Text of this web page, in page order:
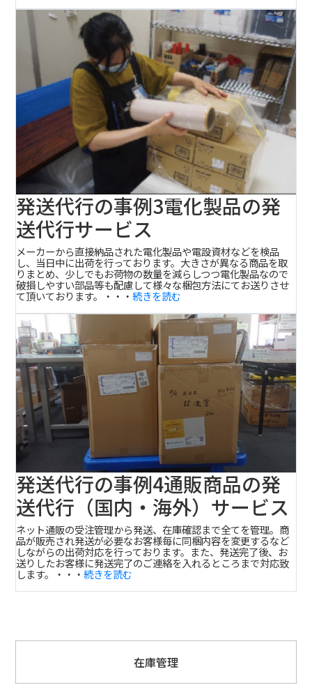
発送代行の事例3電化製品の発
送代行サービス
メーカーから直接納品された電化製品や電設資材などを検品
し、当日中に出荷を行っております。大きさが異なる商品を取
りまとめ、少しでもお荷物の数量を減らしつつ電化製品なので
破損しやすい部品等も配慮して様々な梱包方法にてお送りさせ
て頂いております。・・・続きを読む
発送代行の事例4通販商品の発
送代行（国内・海外）サービス
ネット通販の受注管理から発送、在庫確認まで全てを管理。商
品が販売され発送が必要なお客様毎に同梱内容を変更するなど
しながらの出荷対応を行っております。また、発送完了後、お
送りしたお客様に発送完了のご連絡を入れるところまで対応致
します。・・・続きを読む
在庫管理